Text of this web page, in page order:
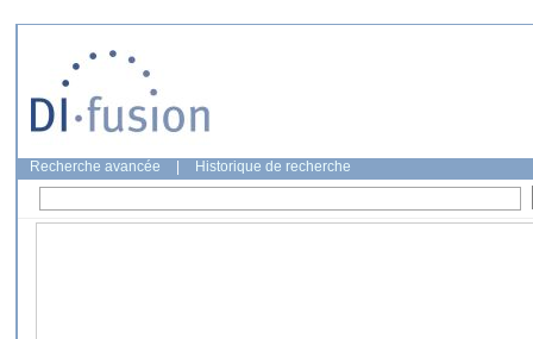
Recherche avancée Historique de recherche